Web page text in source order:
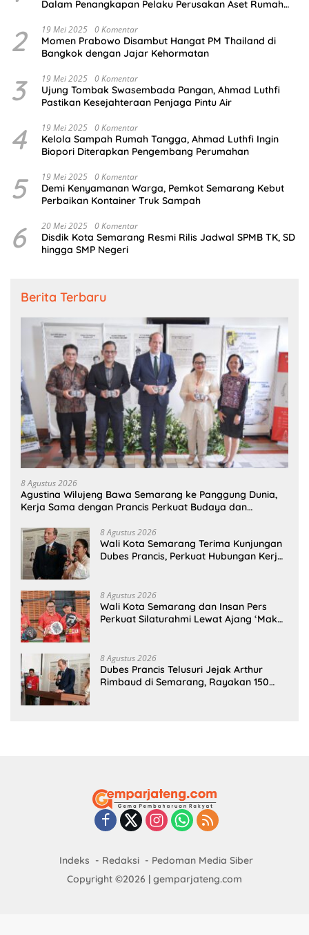
Dalam Penangkapan Pelaku Perusakan Aset Rumah
2 19 Mei 2025 0 Komentar
Momen Prabowo Disambut Hangat PM Thailand di
Bangkok dengan Jajar Kehormatan
3 19 Mei 2025 0 Komentar
Ujung Tombak Swasembada Pangan, Ahmad Luthfi
Pastikan Kesejahteraan Penjaga Pintu Air
4 19 Mei 2025 0 Komentar
Kelola Sampah Rumah Tangga, Ahmad Luthfi Ingin
Biopori Diterapkan Pengembang Perumahan
5 19 Mei 2025 0 Komentar
Demi Kenyamanan Warga, Pemkot Semarang Kebut
Perbaikan Kontainer Truk Sampah
6 20 Mei 2025 0 Komentar
Disdik Kota Semarang Resmi Rilis Jadwal SPMB TK, SD
hingga SMP Negeri
Berita Terbaru
8 Agustus 2026
Agustina Wilujeng Bawa Semarang ke Panggung Dunia,
Kerja Sama dengan Prancis Perkuat Budaya dan
8 Agustus 2026
Wali Kota Semarang Terima Kunjungan
Dubes Prancis, Perkuat Hubungan Kerja
8 Agustus 2026
Wali Kota Semarang dan Insan Pers
Perkuat Silaturahmi Lewat Ajang ‘Mak
8 Agustus 2026
Dubes Prancis Telusuri Jejak Arthur
Rimbaud di Semarang, Rayakan 150
Indeks Redaksi
Pedoman Media Siber
Copyright ©2026 | gemparjateng.com